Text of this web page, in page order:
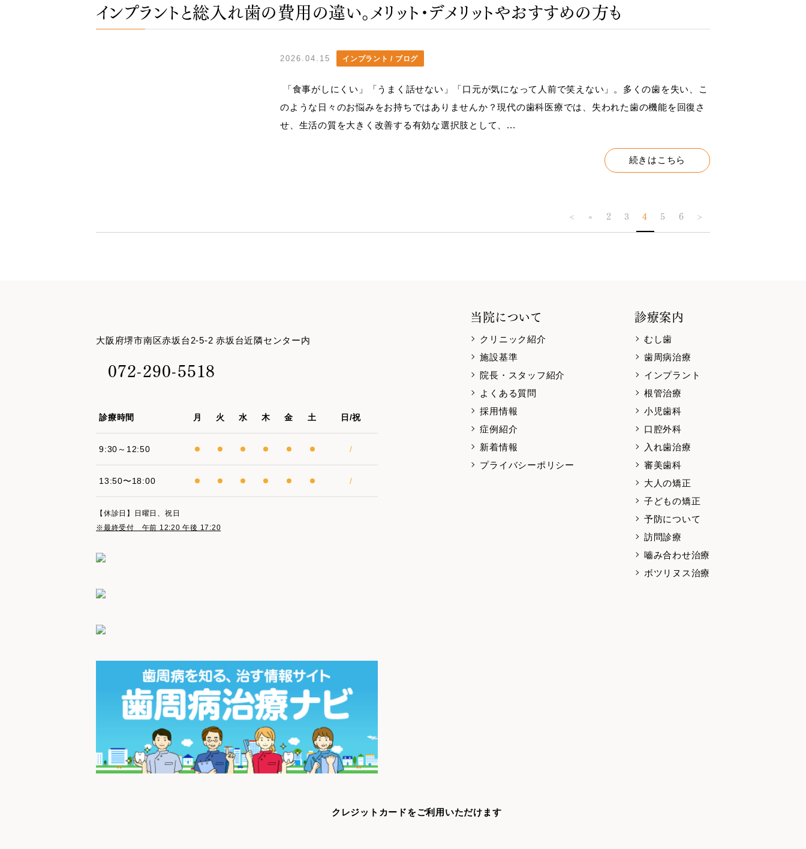
インプラントと総入れ歯の費用の違い。メリット・デメリットやおすすめの方も
2026.04.15 インプラント / ブログ
「食事がしにくい」「うまく話せない」「口元が気になって人前で笑えない」。多くの歯を失い、こ
のような日々のお悩みをお持ちではありませんか？現代の歯科医療では、失われた歯の機能を回復さ
せ、生活の質を大きく改善する有効な選択肢として、...
続きはこちら
< « 2 3 4 5 6 >
大阪府堺市南区赤坂台2-5-2 赤坂台近隣センター内
072-290-5518
診療時間 月 火 水 木 金 土 日/祝
9:30～12:50 /
13:50〜18:00 /
【休診日】日曜日、祝日
※最終受付 午前 12:20 午後 17:20
当院について
クリニック紹介
施設基準
院長・スタッフ紹介
よくある質問
採用情報
症例紹介
新着情報
プライバシーポリシー
診療案内
むし歯
歯周病治療
インプラント
根管治療
小児歯科
口腔外科
入れ歯治療
審美歯科
大人の矯正
子どもの矯正
予防について
訪問診療
嚙み合わせ治療
ボツリヌス治療
クレジットカードをご利用いただけます